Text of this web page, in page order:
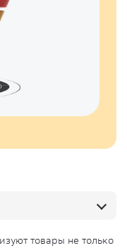
товары не только